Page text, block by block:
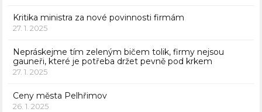
Kritika ministra za nové povinnosti firmám
27. 1. 2025
Nepráskejme tím zeleným bičem tolik, firmy nejsou
gauneři, které je potřeba držet pevně pod krkem
27. 1. 2025
Ceny města Pelhřimov
26. 1. 2025